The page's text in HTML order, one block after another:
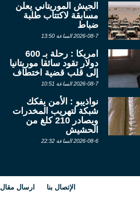
الجيش الموريتاني يعلن
مسابقة لاكتتاب طلبة
ضباط
2026-08-7 الساعة 13:50
امريكا : رحلة بـ 600
دولار تقود سائقا موريتانيا
إلى قلب قضية اختطاف
2026-08-7 الساعة 10:51
نواذيبو : الأمن يفكك
شبكة لتهريب المخدرات
ويصادر 210 كلغ من
الحشيش
2026-08-6 الساعة 22:32
الإتصال بنا ارسال مقال